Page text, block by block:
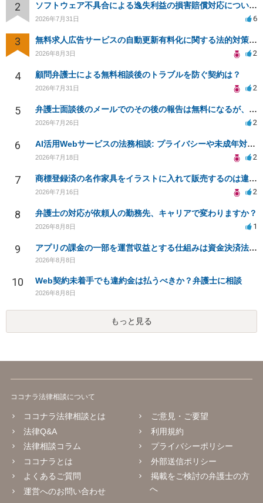
2 ソフトウェア不具合による逸失利益の損害賠償対応について相談
2026年7月31日 6
3 無料求人広告サービスの自動更新有料化に関する法的対策は？
2026年8月3日 2
4 顧問弁護士による無料相談後のトラブルを防ぐ契約は？
2026年7月31日 2
5 弁護士面談後のメールでのその後の報告は無料になるが、弁護士として興味ありますか？
2026年7月26日 2
6 AI活用Webサービスの法務相談: プライバシーや未成年対応など
2026年7月18日 2
7 商標登録済の名作家具をイラストに入れて販売するのは違法でしょうか
2026年7月16日 2
8 弁護士の対応が依頼人の勤務先、キャリアで変わりますか？
2026年8月8日 1
9 アプリの課金の一部を運営収益とする仕組みは資金決済法に該当しますか？
2026年8月8日
10 Web契約未着手でも違約金は払うべきか？弁護士に相談
2026年8月8日
もっと見る
ココナラ法律相談について
ココナラ法律相談とは
法律Q&A
法律相談コラム
ココナラとは
よくあるご質問
運営へのお問い合わせ
ご意見・ご要望
利用規約
プライバシーポリシー
外部送信ポリシー
掲載をご検討の弁護士の方
へ